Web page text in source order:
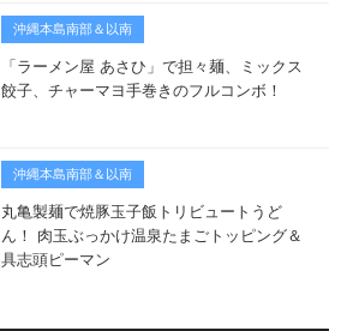
沖縄本島南部＆以南
「ラーメン屋 あさひ」で担々麺、ミックス
餃子、チャーマヨ手巻きのフルコンボ！
沖縄本島南部＆以南
丸亀製麺で焼豚玉子飯トリビュートうど
ん！ 肉玉ぶっかけ温泉たまごトッピング＆
具志頭ピーマン